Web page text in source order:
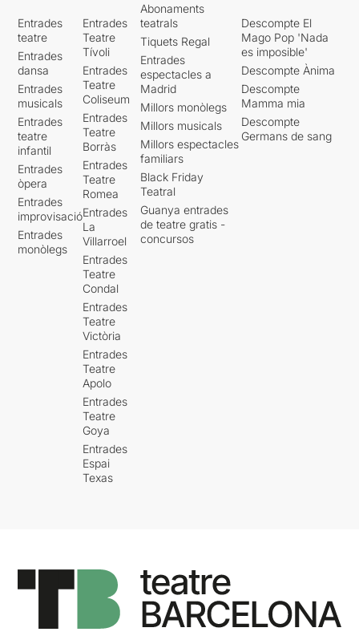
Entrades
teatre
Entrades
dansa
Entrades
musicals
Entrades
teatre
infantil
Entrades
òpera
Entrades
improvisació
Entrades
monòlegs
Entrades
Teatre
Tívoli
Entrades
Teatre
Coliseum
Entrades
Teatre
Borràs
Entrades
Teatre
Romea
Entrades
La
Villarroel
Entrades
Teatre
Condal
Entrades
Teatre
Victòria
Entrades
Teatre
Apolo
Entrades
Teatre
Goya
Entrades
Espai
Texas
Abonaments
teatrals
Tiquets Regal
Entrades
espectacles a
Madrid
Millors monòlegs
Millors musicals
Millors espectacles
familiars
Black Friday
Teatral
Guanya entrades
de teatre gratis -
concursos
Descompte El
Mago Pop 'Nada
es imposible'
Descompte Ànima
Descompte
Mamma mia
Descompte
Germans de sang